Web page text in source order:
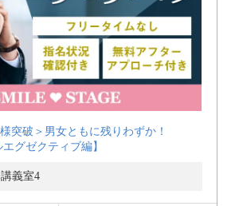
突破＞男女ともに残りわずか！
エグゼクティブ編】
義室4